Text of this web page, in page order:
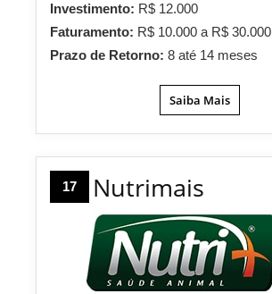
Investimento: R$ 12.000
Faturamento: R$ 10.000 a R$ 30.000
Prazo de Retorno: 8 até 14 meses
Saiba Mais
17 Nutrimais